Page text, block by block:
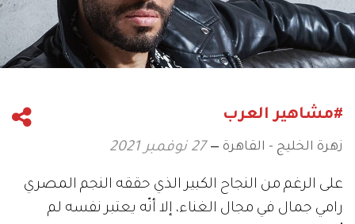
#مشاهير العرب
زهرة الخليج - القاهرة 27 نوفمبر 2021
على الرغم من النجاح الكبير الذي حققه النجم المصري
رامي جمال في مجال الغناء، إلا أنّه يعتبر نفسه لم